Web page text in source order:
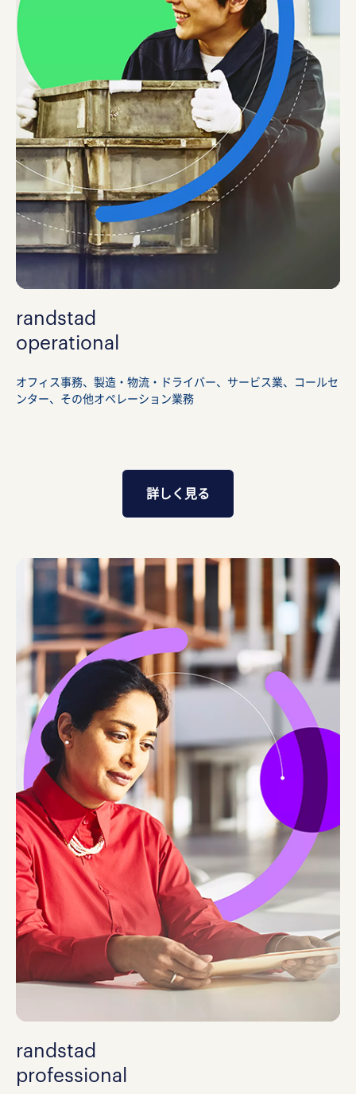
randstad
operational
オフィス事務、製造・物流・ドライバー、サービス業、コールセ
ンター、その他オペレーション業務
詳しく見る
randstad
professional